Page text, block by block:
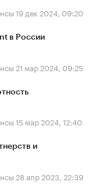
19 дек 2024, 09:20
в России
21 мар 2024, 09:25
15 мар 2024, 12:40
и
28 апр 2023, 22:39